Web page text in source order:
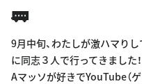
🚃
9月中旬、わたしが激ハマり
に同志３人で行ってきました！
Aマッソが好きでYouTube（